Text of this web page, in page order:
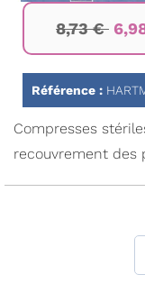
Passer
début
8,73 €
Référence :
Compresses
recouvrement des